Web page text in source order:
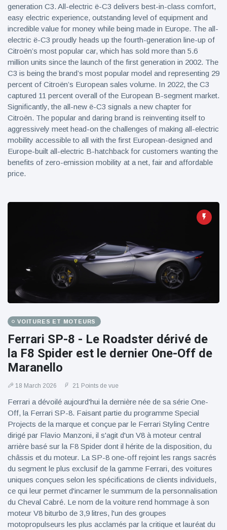
generation C3. All-electric ë-C3 delivers best-in-class comfort,
easy electric experience, outstanding level of equipment and
incredible value for money while being made in Europe. The all-
electric ë-C3 proudly heads up the fourth-generation line-up of
Citroën’s most popular car, which has sold more than 5.6
million units since the launch of the first generation in 2002. The
C3 is being the brand’s most popular model and representing 29
percent of Citroën’s European sales volume. In 2022, the C3
captured 11 percent overall of the European B-segment market.
Significantly, the all-new ë-C3 signals a new chapter for
Citroën. The popular and daring brand is reinventing itself to
aggressively meet head-on the challenges of making all-electric
mobility accessible to all with the first European-designed and
Europe-built all-electric B-hatchback for customers wanting the
benefits of zero-emission mobility at a net, fair and affordable
price.
VOITURES ET MOTEURS
Ferrari SP-8 - Le Roadster dérivé de
la F8 Spider est le dernier One-Off de
Maranello
18 March 2026 21 Points de vue
Ferrari a dévoilé aujourd'hui la dernière née de sa série One-
Off, la Ferrari SP-8. Faisant partie du programme Special
Projects de la marque et conçue par le Ferrari Styling Centre
dirigé par Flavio Manzoni, il s'agit d'un V8 à moteur central
arrière basé sur la F8 Spider dont il hérite de la disposition, du
châssis et du moteur. La SP-8 one-off rejoint les rangs sacrés
du segment le plus exclusif de la gamme Ferrari, des voitures
uniques conçues selon les spécifications de clients individuels,
ce qui leur permet d'incarner le summum de la personnalisation
du Cheval Cabré. Le nom de la voiture rend hommage à son
moteur V8 biturbo de 3,9 litres, l'un des groupes
motopropulseurs les plus acclamés par la critique et lauréat du